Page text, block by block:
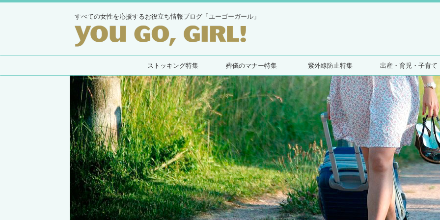
すべての女性を応援するお役立ち情報ブログ「ユーゴーガール」
ストッキング特集 葬儀のマナー特集 紫外線防止特集 出産・育児・子育て